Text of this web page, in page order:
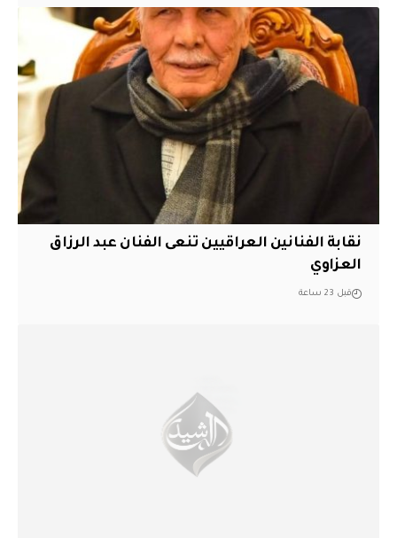
نقابة الفنانين العراقيين تنعى الفنان عبد الرزاق
العزاوي
قبل 23 ساعة